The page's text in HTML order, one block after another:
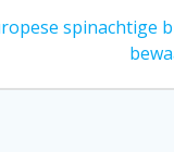
spinachtige